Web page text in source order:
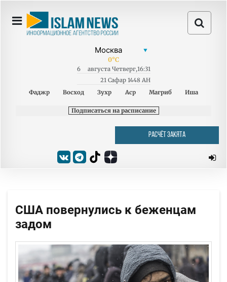
0°C
6 августа Четверг,16:31
21 Сафар 1448 AH
Фаджр
Восход Зухр Аср Магриб Иша
Подписаться на расписание
РАСЧЁТ ЗАКЯТА
США повернулись к беженцам
задом